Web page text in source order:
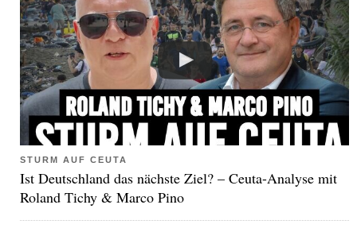
STURM AUF CEUTA
Ist Deutschland das nächste Ziel? – Ceuta-Analyse mit
Roland Tichy & Marco Pino